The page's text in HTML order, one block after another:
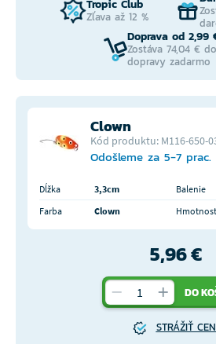
Tropic Club
Zľava až 12 %
Doprava od 2,99
Zostáva 74,04 € do
dopravy zadarmo
Clown
Kód produktu: M116-650-
Odošleme za 5-7
Dĺžka 3,3cm Balenie
Farba
Clown Hmotnosť
5,96 €
DO
STRÁŽIŤ